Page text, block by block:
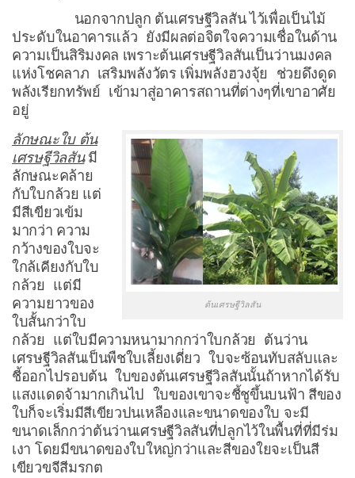
นอกจากปลูก ต้นเศรษฐีวิลสัน ไว้เพื่อเป็นไม้
ประดับในอาคารแล้ว ยังมีผลต่อจิตใจความเชื่อในด้าน
ความเป็นสิริมงคล เพราะต้นเศรษฐีวิลสันเป็นว่านมงคล
แห่งโชคลาภ เสริมพลังวัตร เพิ่มพลังฮวงจุ้ย ช่วยดึงดูด
พลังเรียกทรัพย์ เข้ามาสู่อาคารสถานที่ต่างๆที่เขาอาศัย
อยู่
ต้นเศรษฐีวิลสัน
ลักษณะใบ ต้น
เศรษฐีวิลสันมี
ลักษณะคล้าย
กับใบกล้วย แต่
มีสีเขียวเข้ม
มากว่า ความ
กว้างของใบจะ
ใกล้เคียงกับใบ
กล้วย แต่มี
ความยาวของ
ใบสั้นกว่าใบ
กล้วย แต่ใบมีความหนามากกว่าใบกล้วย ต้นว่าน
เศรษฐีวิลสันเป็นพืชใบเลี้ยงเดี่ยว ใบจะซ้อนทับสลับและ
ชี้ออกไปรอบต้น ใบของต้นเศรษฐีวิลสันนั้นถ้าหากได้รับ
แสงแดดจ้ามากเกินไป ใบของเขาจะชี้ชูขึ้นบนฟ้า สีของ
ใบก็จะเริ่มมีสีเขียวปนเหลืองและขนาดของใบ จะมี
ขนาดเล็กกว่าต้นว่านเศรษฐีวิลสันที่ปลูกไว้ในพื้นที่ที่มีร่ม
เงา โดยมีขนาดของใบใหญ่กว่าและสีของใยจะเป็นสี
เขียวขจีสีมรกต